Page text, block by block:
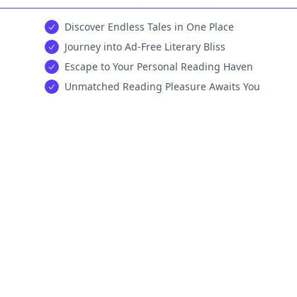
Discover Endless Tales in One Place
Journey into Ad-Free Literary Bliss
Escape to Your Personal Reading Haven
Unmatched Reading Pleasure Awaits You